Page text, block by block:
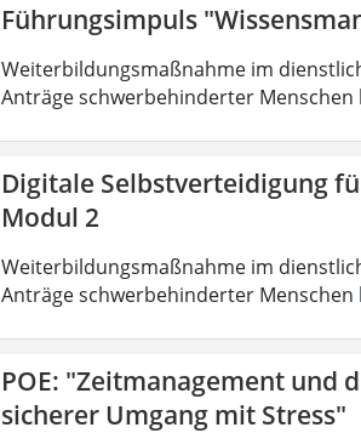
Führungsimpuls
Weiterbildungsmaßnahme im
Anträge schwerbehinderter Menschen
Digitale Selbstverteidigung
Modul 2
Weiterbildungsmaßnahme im
Anträge schwerbehinderter Menschen
POE: "Zeitmanagement und
sicherer Umgang mit Stress"